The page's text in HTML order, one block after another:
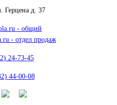
Герцена д. 37
- общий
- отдел продаж
24-73-45
44-00-08